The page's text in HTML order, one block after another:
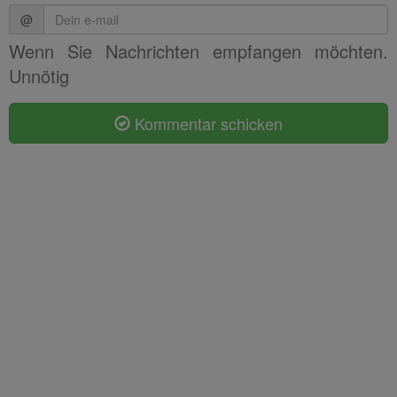
@
Wenn Sie Nachrichten empfangen möchten.
Unnötig
Kommentar schicken